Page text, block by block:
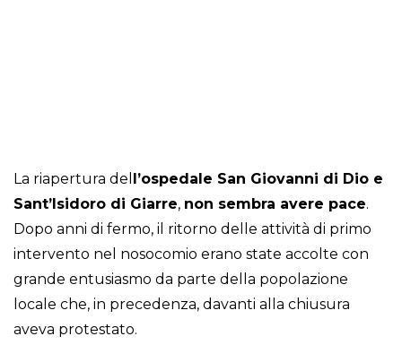
La riapertura del l’ospedale San Giovanni di Dio e
Sant’Isidoro di Giarre, non sembra avere pace.
Dopo anni di fermo, il ritorno delle attività di primo
intervento nel nosocomio erano state accolte con
grande entusiasmo da parte della popolazione
locale che, in precedenza, davanti alla chiusura
aveva protestato.